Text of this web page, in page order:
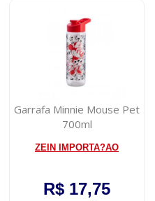
Garrafa Minnie Mouse Pet
700ml
ZEIN IMPORTA?AO
R$ 17,75